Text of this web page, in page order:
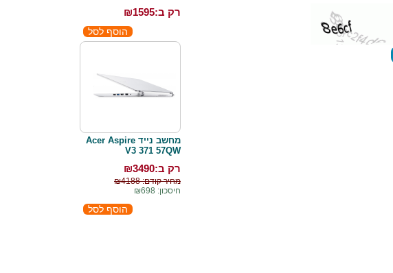
רק ב:₪1595
מחשב נייד Acer Aspire
V3 371 57QW
רק ב:₪3490
מחיר קודם: ₪4188
חיסכון: ₪698